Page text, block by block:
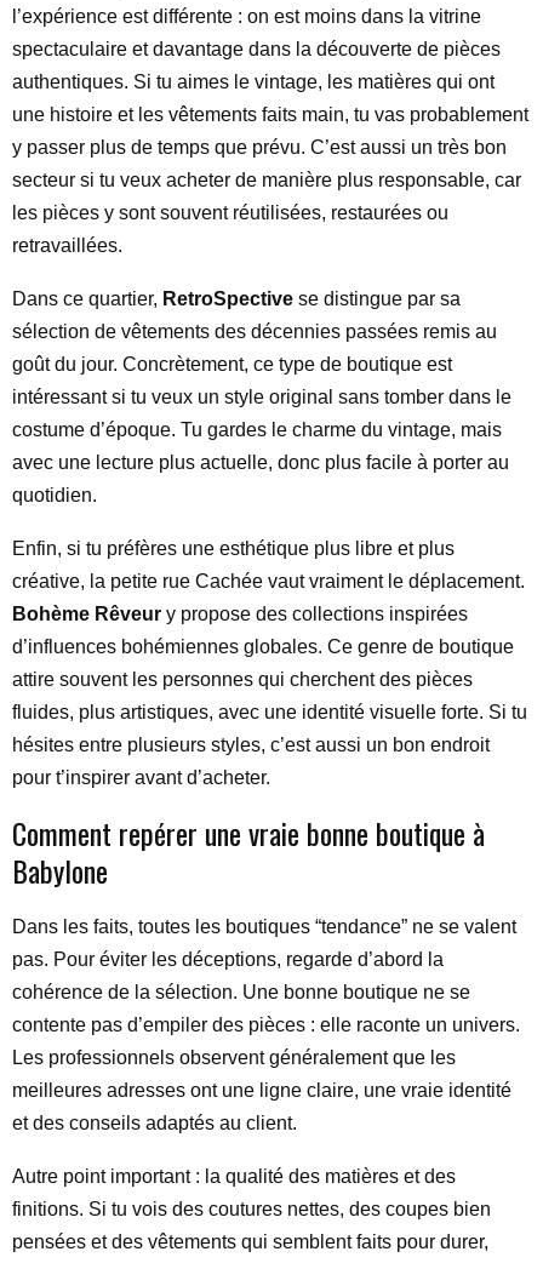
l’expérience est différente : on est moins dans la vitrine
spectaculaire et davantage dans la découverte de pièces
authentiques. Si tu aimes le vintage, les matières qui ont
une histoire et les vêtements faits main, tu vas probablement
y passer plus de temps que prévu. C’est aussi un très bon
secteur si tu veux acheter de manière plus responsable, car
les pièces y sont souvent réutilisées, restaurées ou
retravaillées.
Dans ce quartier, RetroSpective se distingue par sa
sélection de vêtements des décennies passées remis au
goût du jour. Concrètement, ce type de boutique est
intéressant si tu veux un style original sans tomber dans le
costume d’époque. Tu gardes le charme du vintage, mais
avec une lecture plus actuelle, donc plus facile à porter au
quotidien.
Enfin, si tu préfères une esthétique plus libre et plus
créative, la petite rue Cachée vaut vraiment le déplacement.
Bohème Rêveur y propose des collections inspirées
d’influences bohémiennes globales. Ce genre de boutique
attire souvent les personnes qui cherchent des pièces
fluides, plus artistiques, avec une identité visuelle forte. Si tu
hésites entre plusieurs styles, c’est aussi un bon endroit
pour t’inspirer avant d’acheter.
Comment repérer une vraie bonne boutique à
Babylone
Dans les faits, toutes les boutiques “tendance” ne se valent
pas. Pour éviter les déceptions, regarde d’abord la
cohérence de la sélection. Une bonne boutique ne se
contente pas d’empiler des pièces : elle raconte un univers.
Les professionnels observent généralement que les
meilleures adresses ont une ligne claire, une vraie identité
et des conseils adaptés au client.
Autre point important : la qualité des matières et des
finitions. Si tu vois des coutures nettes, des coupes bien
pensées et des vêtements qui semblent faits pour durer,